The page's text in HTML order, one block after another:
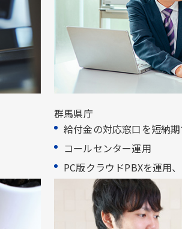
群馬県庁
給付金の対応窓口を短納
コールセンター運用​
PC版クラウドPBXを運用